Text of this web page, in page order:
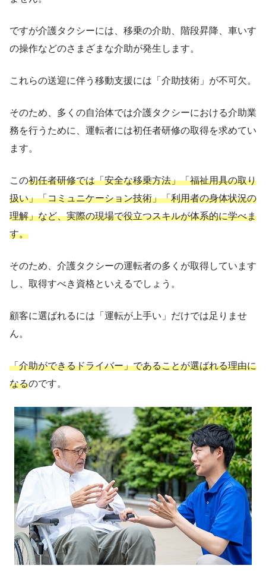
ですが介護タクシーには、移乗の介助、階段昇降、車いす
の操作などのさまざまな介助が発生します。
これらの送迎に伴う移動支援には「介助技術」が不可欠。
そのため、多くの自治体では介護タクシーにおける介助業
務を行うために、運転者には初任者研修の取得を求めてい
ます。
この初任者研修では「安全な移乗方法」「福祉用具の取り
扱い」「コミュニケーション技術」「利用者の身体状況の
理解」など、実際の現場で役立つスキルが体系的に学べま
す。
そのため、介護タクシーの運転者の多くが取得しています
し、取得すべき資格といえるでしょう。
顧客に選ばれるには「運転が上手い」だけでは足りませ
ん。
「介助ができるドライバー」であることが選ばれる理由に
なるのです。